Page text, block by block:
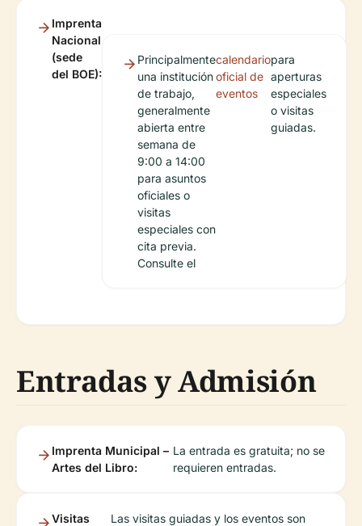
Imprenta
Nacional
(sede
del BOE):
Principalmente
una institución
de trabajo,
generalmente
abierta entre
semana de
9:00 a 14:00
para asuntos
oficiales o
visitas
especiales con
cita previa.
Consulte el
calendario
oficial de
eventos
para
aperturas
especiales
o visitas
guiadas.
Entradas y Admisión
Imprenta Municipal –
Artes del Libro:
La entrada es gratuita; no se
requieren entradas.
Visitas
Las visitas guiadas y los eventos son